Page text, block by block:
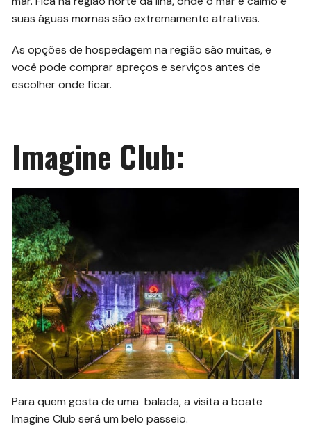
suas águas mornas são extremamente atrativas.
As opções de hospedagem na região são muitas, e
você pode comprar apreços e serviços antes de
escolher onde ficar.
Imagine Club:
Para quem gosta de uma balada, a visita a boate
Imagine Club será um belo passeio.